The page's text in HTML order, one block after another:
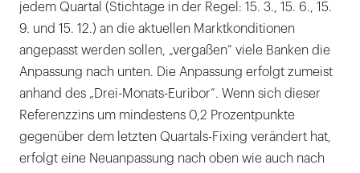
jedem Quartal (Stichtage in der Regel: 15. 3., 15. 6., 15.
9. und 15. 12.) an die aktuellen Marktkonditionen
angepasst werden sollen, „vergaßen“ viele Banken die
Anpassung nach unten. Die Anpassung erfolgt zumeist
anhand des „Drei-Monats-Euribor“. Wenn sich dieser
Referenzzins um mindestens 0,2 Prozentpunkte
gegenüber dem letzten Quartals-Fixing verändert hat,
erfolgt eine Neuanpassung nach oben wie auch nach